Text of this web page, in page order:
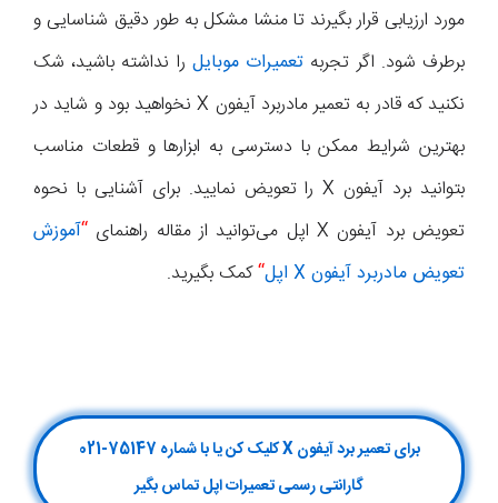
مورد ارزیابی قرار بگیرند تا منشا مشکل به طور دقیق شناسایی و
برطرف شود. اگر تجربه تعمیرات موبایل را نداشته باشید، شک
نکنید که قادر به تعمیر مادربرد آیفون X نخواهید بود و شاید در
بهترین شرایط ممکن با دسترسی به ابزارها و قطعات مناسب
بتوانید برد آیفون X را تعویض نمایید. برای آشنایی با نحوه
تعویض برد آیفون X اپل می‌توانید از مقاله راهنمای
“آموزش
تعویض مادربرد آیفون X اپل“کمک بگیرید.
برای تعمیر برد آیفون X کلیک کن یا با شماره 75147-021
گارانتی رسمی تعمیرات اپل تماس بگیر